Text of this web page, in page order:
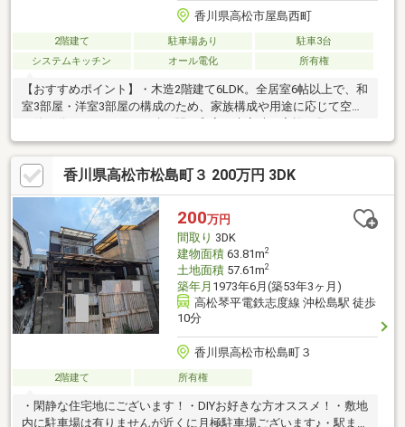
香川県高松市屋島西町
2階建て 駐車場あり
駐車3台
システムキッチン
オール電化 所有権
【おすすめポイント】・木造2階建て6LDK。全居室6帖以上で、和
室3部屋・洋室3部屋の構成のため、家族構成や用途に応じて空間
場として広く利用可能です。・2階にもキッチンがあり、二世帯や
フロアごとの生活分けにも対応できます。・ダイニングに近いキ
ッチンで配膳動線も確保されています。・南向きのワイドバルコ
ニーやサンルームがあり、洗濯や日中の居場所としても活用でき
ます。・庭ではBBQなど屋外時間も楽しめ、駐車3台可。前面道路
約8mで車の出入りも行いやすい環境です。
香川県高松市松島町３ 200万円 3DK
200万円
間取り 3DK
建物面積63.81m2
土地面積57.61m2
築年月 1973年6月(築53年3ヶ月)
高松琴平電鉄志度線 沖松島駅 徒歩
10分
香川県高松市松島町３
2階建て 所有権
・閑静な住宅地にございます！・DIYお好きな方オススメ！・敷地
内に駐車場は有りませんが近くに月極駐車場ございます♪・駅まで